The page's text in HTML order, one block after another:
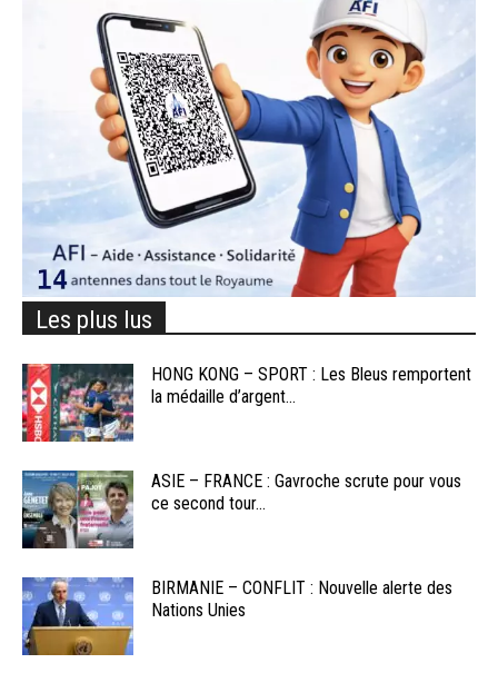
Les plus lus
HONG KONG – SPORT : Les Bleus remportent
la médaille d’argent...
ASIE – FRANCE : Gavroche scrute pour vous
ce second tour...
BIRMANIE – CONFLIT : Nouvelle alerte des
Nations Unies